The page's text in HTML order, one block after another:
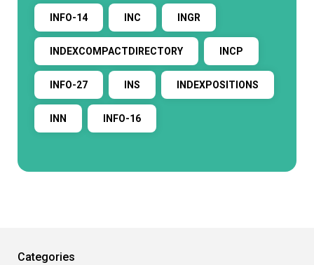
INFO-14 INC INGR
INDEXCOMPACTDIRECTORY INCP
INFO-27 INS INDEXPOSITIONS
INN INFO-16
Categories